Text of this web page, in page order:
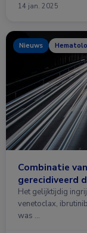
14 jan. 2025
Nieuws
Combinatie
gerecidiveerd
Het gelijktijdig
venetoclax,
was …